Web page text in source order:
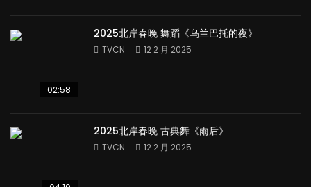
02:58
2025北岸春晚 舞蹈《乌兰巴托的夜》
TVCN 12 2 月 2025
2025北岸春晚 古典舞《雨后》
TVCN 12 2 月 2025